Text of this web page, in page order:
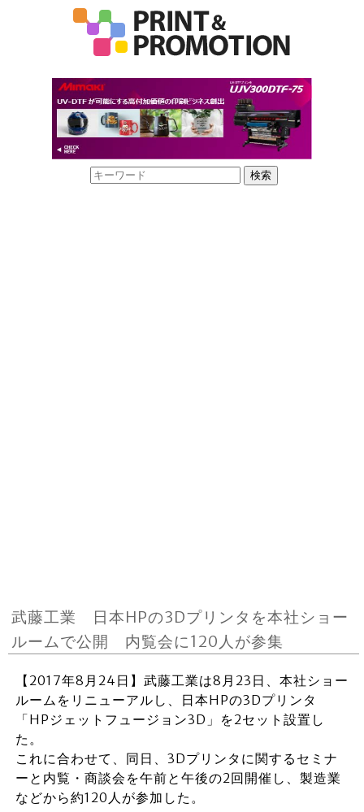
武藤工業 日本HPの3Dプリンタを本社ショー
ルームで公開 内覧会に120人が参集
【2017年8月24日】武藤工業は8月23日、本社ショー
ルームをリニューアルし、日本HPの3Dプリンタ
「HPジェットフュージョン3D」を2セット設置し
た。
これに合わせて、同日、3Dプリンタに関するセミナ
ーと内覧・商談会を午前と午後の2回開催し、製造業
などから約120人が参加した。